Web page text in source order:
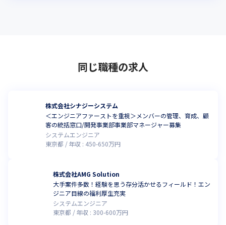
同じ職種の求人
株式会社シナジーシステム
＜エンジニアファーストを重視＞メンバーの管理、育成、顧
客の統括窓口/開発事業部事業部マネージャー募集
システムエンジニア
東京都
年収 : 450-650万円
株式会社AMG Solution
大手案件多数！経験を思う存分活かせるフィールド！エン
ジニア目線の福利厚生充実
システムエンジニア
東京都
年収 : 300-600万円